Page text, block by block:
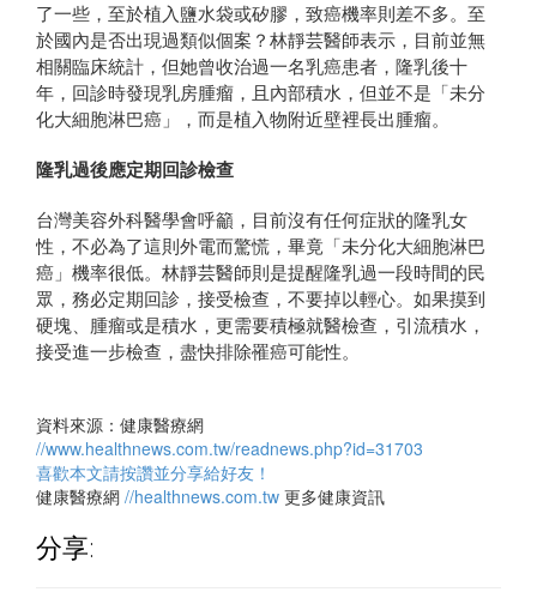
了一些，至於植入鹽水袋或矽膠，致癌機率則差不多。至
於國內是否出現過類似個案？林靜芸醫師表示，目前並無
相關臨床統計，但她曾收治過一名乳癌患者，隆乳後十
年，回診時發現乳房腫瘤，且內部積水，但並不是「未分
化大細胞淋巴癌」，而是植入物附近壁裡長出腫瘤。
隆乳過後應定期回診檢查
台灣美容外科醫學會呼籲，目前沒有任何症狀的隆乳女
性，不必為了這則外電而驚慌，畢竟「未分化大細胞淋巴
癌」機率很低。林靜芸醫師則是提醒隆乳過一段時間的民
眾，務必定期回診，接受檢查，不要掉以輕心。如果摸到
硬塊、腫瘤或是積水，更需要積極就醫檢查，引流積水，
接受進一步檢查，盡快排除罹癌可能性。
資料來源：健康醫療網
//www.healthnews.com.tw/readnews.php?id=31703
喜歡本文請按讚並分享給好友！
健康醫療網 //healthnews.com.tw 更多健康資訊
分享: